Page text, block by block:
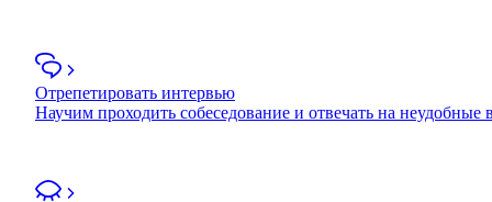
Отрепетировать интервью
Научим проходить собеседование и отвечать на неудобные